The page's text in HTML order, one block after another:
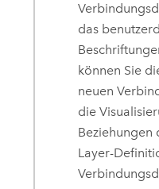
das
können Sie
neuen
die
Beziehungen
Layer-